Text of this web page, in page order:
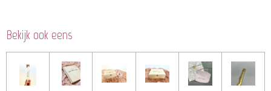
Bekijk ook eens